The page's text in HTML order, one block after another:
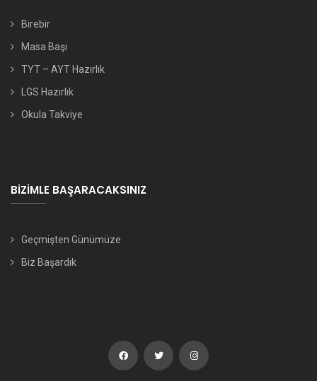
Birebir
Masa Başı
TYT – AYT Hazırlık
LGS Hazırlık
Okula Takviye
BIZIMLE BAŞARACAKSINIZ
Geçmişten Günümüze
Biz Başardık